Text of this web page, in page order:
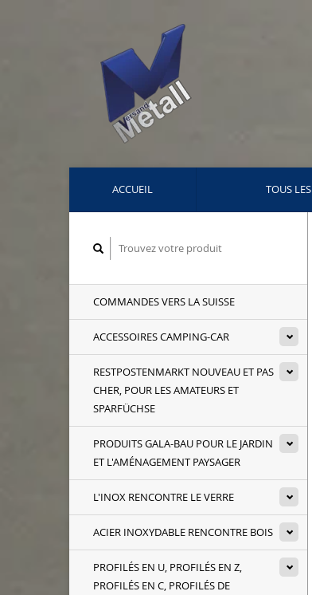
ACCUEIL TOUS
COMMANDES VERS LA SUISSE
ACCESSOIRES CAMPING-CAR
RESTPOSTENMARKT NOUVEAU ET PAS
CHER, POUR LES AMATEURS ET
SPARFÜCHSE
PRODUITS GALA-BAU POUR LE JARDIN
ET L'AMÉNAGEMENT PAYSAGER
L'INOX RENCONTRE LE VERRE
ACIER INOXYDABLE RENCONTRE BOIS
PROFILÉS EN U, PROFILÉS EN Z,
PROFILÉS EN C, PROFILÉS DE